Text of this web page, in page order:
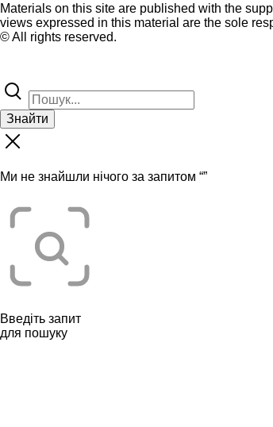
Materials on this site are published with the
views expressed in this material are the sole
© All rights reserved.
Знайти
Ми не знайшли нічого за запитом “”
Введіть запит
для пошуку